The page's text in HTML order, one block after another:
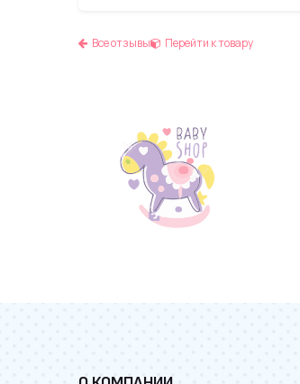
Все отзывы Перейти к товару